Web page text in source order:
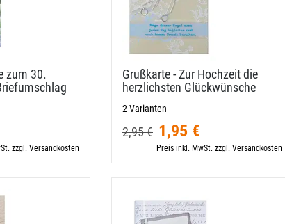
zum 30.
zzgl. Versandkosten
Grußkarte - Zur Hochzeit die
herzlichsten Glückwünsche
2 Varianten
2,95 € 1,95 €
Preis inkl. MwSt. zzgl. Versandkosten